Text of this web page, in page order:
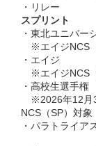
・リレー
スプリント
・東北ユニバー
※エイジNCS
・エイジ
※エイジNCS
・高校生選手権
※2026年12月
NCS（SP）対象
・パラトライ